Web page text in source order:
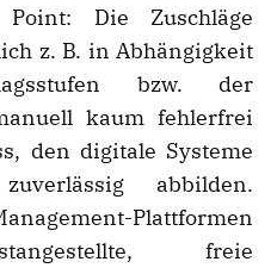
Die Zuschläge
z. B. in Abhängigkeit
bzw. der
kaum fehlerfrei
den digitale Systeme
abbilden.
Plattformen
freie